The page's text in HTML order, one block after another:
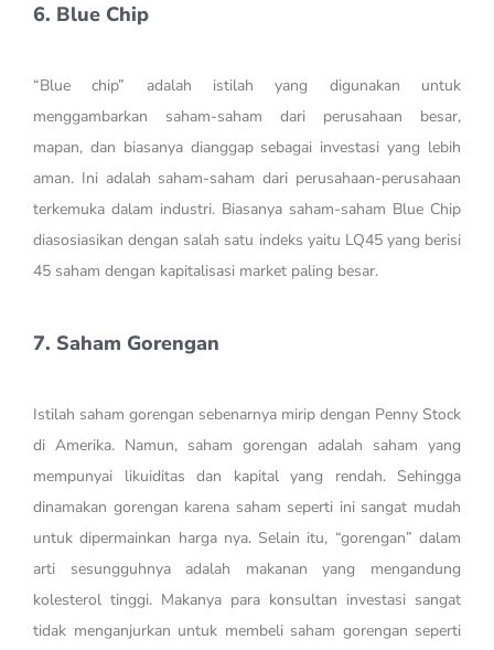
6. Blue Chip
“Blue chip” adalah istilah yang digunakan untuk
menggambarkan saham-saham dari perusahaan besar,
mapan, dan biasanya dianggap sebagai investasi yang lebih
aman. Ini adalah saham-saham dari perusahaan-perusahaan
terkemuka dalam industri. Biasanya saham-saham Blue Chip
diasosiasikan dengan salah satu indeks yaitu LQ45 yang berisi
45 saham dengan kapitalisasi market paling besar.
7. Saham Gorengan
Istilah saham gorengan sebenarnya mirip dengan Penny Stock
di Amerika. Namun, saham gorengan adalah saham yang
mempunyai likuiditas dan kapital yang rendah. Sehingga
dinamakan gorengan karena saham seperti ini sangat mudah
untuk dipermainkan harga nya. Selain itu, “gorengan” dalam
arti sesungguhnya adalah makanan yang mengandung
kolesterol tinggi. Makanya para konsultan investasi sangat
tidak menganjurkan untuk membeli saham gorengan seperti